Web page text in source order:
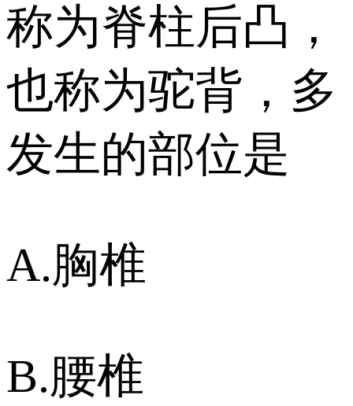
称为脊柱后凸，
也称为驼背，多
发生的部位是
A.胸椎
B.腰椎